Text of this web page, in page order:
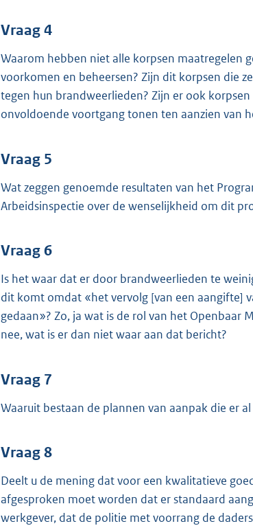
Vraag 4
Waarom hebben niet alle korpsen maatregelen
voorkomen en beheersen? Zijn dit korpsen die
tegen hun brandweerlieden? Zijn er ook
onvoldoende voortgang tonen ten aanzien van
Vraag 5
Wat zeggen genoemde resultaten van het
Arbeidsinspectie over de wenselijkheid om dit
Vraag 6
Is het waar dat er door brandweerlieden te
dit komt omdat «het vervolg [van een aangifte]
gedaan»? Zo, ja wat is de rol van het Openbaar
nee, wat is er dan niet waar aan dat bericht?
Vraag 7
Waaruit bestaan de plannen van aanpak die er
Vraag 8
Deelt u de mening dat voor een kwalitatieve
afgesproken moet worden dat er standaard
werkgever, dat de politie met voorrang de